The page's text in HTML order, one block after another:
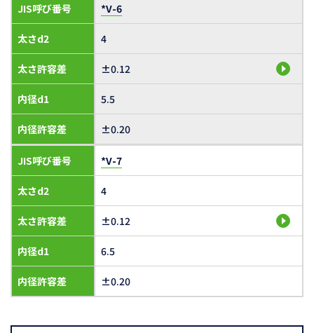
JIS呼び番号
太さd2
太さ許容差
内径d1
内径許容差
*V-6
4
±0.12
5.5
±0.20
JIS呼び番号
太さd2
太さ許容差
内径d1
内径許容差
*V-7
4
±0.12
6.5
±0.20